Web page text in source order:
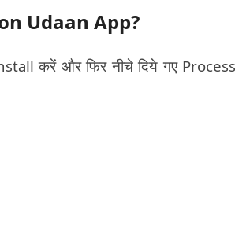
Udaan App?
करें और फिर नीचे दिये गए